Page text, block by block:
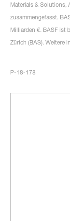
Materials & Solutions,
zusammengefasst.
Milliarden €. BASF ist
Zürich (BAS). Weitere
P-18-178